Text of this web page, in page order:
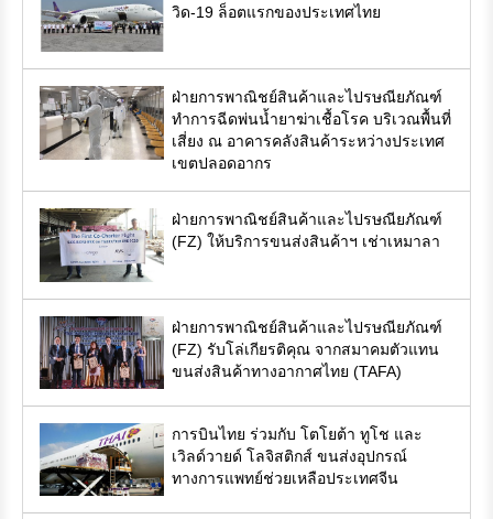
วิด-19 ล็อตแรกของประเทศไทย
ฝ่ายการพาณิชย์สินค้าและไปรษณียภัณฑ์
ทำการฉีดพ่นน้ำยาฆ่าเชื้อโรค บริเวณพื้นที่
เสี่ยง ณ อาคารคลังสินค้าระหว่างประเทศ
เขตปลอดอากร
ฝ่ายการพาณิชย์สินค้าและไปรษณียภัณฑ์
(FZ) ให้บริการขนส่งสินค้าฯ เช่าเหมาลา
ฝ่ายการพาณิชย์สินค้าและไปรษณียภัณฑ์
(FZ) รับโล่เกียรติคุณ จากสมาคมตัวแทน
ขนส่งสินค้าทางอากาศไทย (TAFA)
การบินไทย ร่วมกับ โตโยต้า ทูโช และ
เวิลด์วายด์ โลจิสติกส์ ขนส่งอุปกรณ์
ทางการแพทย์ช่วยเหลือประเทศจีน